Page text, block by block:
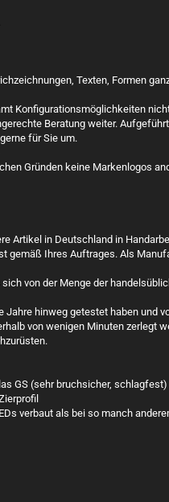
Texten, Formen
Konfigurationsmöglichkeiten
Beratung weiter.
für Sie um.
Gründen keine Markenlogos
Artikel in Deutschland in
gemäß Ihres Auftrages. Als
von der Menge der
hinweg getestet haben und
von wenigen Minuten zerlegt
GS (sehr bruchsicher, schlagfest)
verbaut als bei so manch